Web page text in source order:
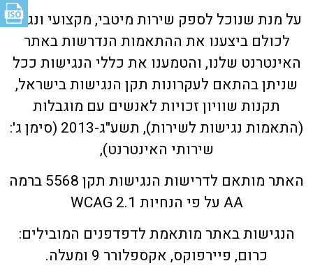
על מנת שנוכל לספק שירות מיטבי, מקצועי ונגיש
לכולם ביצענו את ההתאמות הנדרשות באתר
האינטרנט שלנו, והטמענו את כללי הנגישות ככל
שניתן בהתאם לעקרונות תקן הנגישות בישראל,
תקנות שוויון זכויות לאנשים עם מוגבלות
(התאמות נגישות לשירות), תשע"ג-2013 (סימן ג':
שירותי האינטרנט),
האתר מותאם לדרישות הנגישות תקן 5568 ברמה
AA על פי הנחיות WCAG 2.1
הנגישות באתר מותאמת לדפדפנים המובילים:
כרום, פיירפוקס, אקספלורר 9 ומעלה.